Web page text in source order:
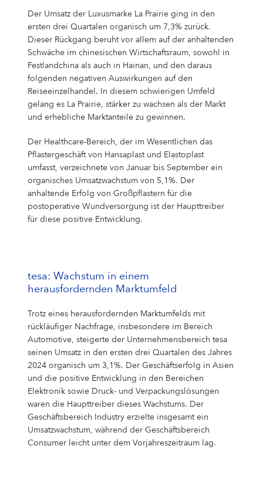
Der Umsatz der Luxusmarke La Prairie ging in den
ersten drei Quartalen organisch um 7,3% zurück.
Dieser Rückgang beruht vor allem auf der anhaltenden
Schwäche im chinesischen Wirtschaftsraum, sowohl in
Festlandchina als auch in Hainan, und den daraus
folgenden negativen Auswirkungen auf den
Reiseeinzelhandel. In diesem schwierigen Umfeld
gelang es La Prairie, stärker zu wachsen als der Markt
und erhebliche Marktanteile zu gewinnen.
Der Healthcare-Bereich, der im Wesentlichen das
Pflastergeschäft von Hansaplast und Elastoplast
umfasst, verzeichnete von Januar bis September ein
organisches Umsatzwachstum von 5,1%. Der
anhaltende Erfolg von Großpflastern für die
postoperative Wundversorgung ist der Haupttreiber
für diese positive Entwicklung.
tesa: Wachstum in einem
herausfordernden Marktumfeld
Trotz eines herausfordernden Marktumfelds mit
rückläufiger Nachfrage, insbesondere im Bereich
Automotive, steigerte der Unternehmensbereich tesa
seinen Umsatz in den ersten drei Quartalen des Jahres
2024 organisch um 3,1%. Der Geschäftserfolg in Asien
und die positive Entwicklung in den Bereichen
Elektronik sowie Druck- und Verpackungslösungen
waren die Haupttreiber dieses Wachstums. Der
Geschäftsbereich Industry erzielte insgesamt ein
Umsatzwachstum, während der Geschäftsbereich
Consumer leicht unter dem Vorjahreszeitraum lag.